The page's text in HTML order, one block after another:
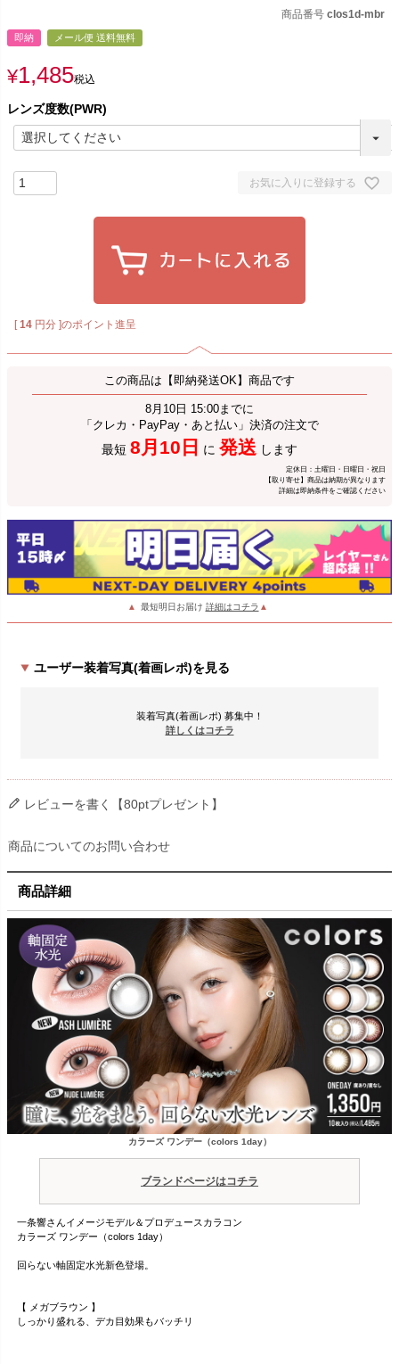
商品番号 clos1d-mbr
即納 メール便 送料無料
¥1,485税込
レンズ度数(PWR)
お気に入りに登録する
[14 円分 ]のポイント進呈
この商品は【即納発送OK】商品です
8月10日 15:00までに
「クレカ・PayPay・あと払い」決済の注文で
最短 8月10日 に 発送 します
定休日：土曜日・日曜日・祝日
【取り寄せ】商品は納期が異なります
詳細は即納条件をご確認ください
▲ 最短明日お届け 詳細はコチラ ▲
ユーザー装着写真(着画レポ)を見る
装着写真(着画レポ) 募集中！
詳しくはコチラ
レビューを書く【80ptプレゼント】
商品についてのお問い合わせ
商品詳細
カラーズ ワンデー（colors 1day）
ブランドページはコチラ
一条響さんイメージモデル＆プロデュースカラコン
カラーズ ワンデー（colors 1day）
回らない軸固定水光新色登場。
【 メガブラウン 】
しっかり盛れる、デカ目効果もバッチリ